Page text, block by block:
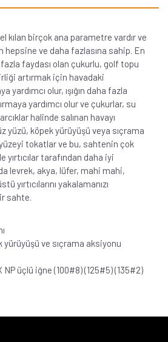
kılan birçok ana parametre vardır ve
hepsine ve daha fazlasına sahip. En
faydası olan çukurlu, golf topu
artırmak için havadaki
yardımcı olur, ışığın daha fazla
yardımcı olur ve çukurlar, su
halinde salınan havayı
yüzü, köpek yürüyüşü veya sıçrama
yüzeyi tokatlar ve bu, sahtenin çok
yırtıcılar tarafından daha iyi
levrek, akya, lüfer, mahi mahi,
yırtıcılarını yakalamanızı
sahte.
yürüyüşü ve sıçrama aksiyonu
NP üçlü iğne (100#8) (125#5) (135#2)